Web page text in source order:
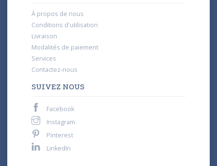
À propos de nous
Conditions d'utilisation
Livraison
Modalités de paiement
Services
Contactez-nous
SUIVEZ NOUS
Facebook
Instagram
Pinterest
LinkedIn